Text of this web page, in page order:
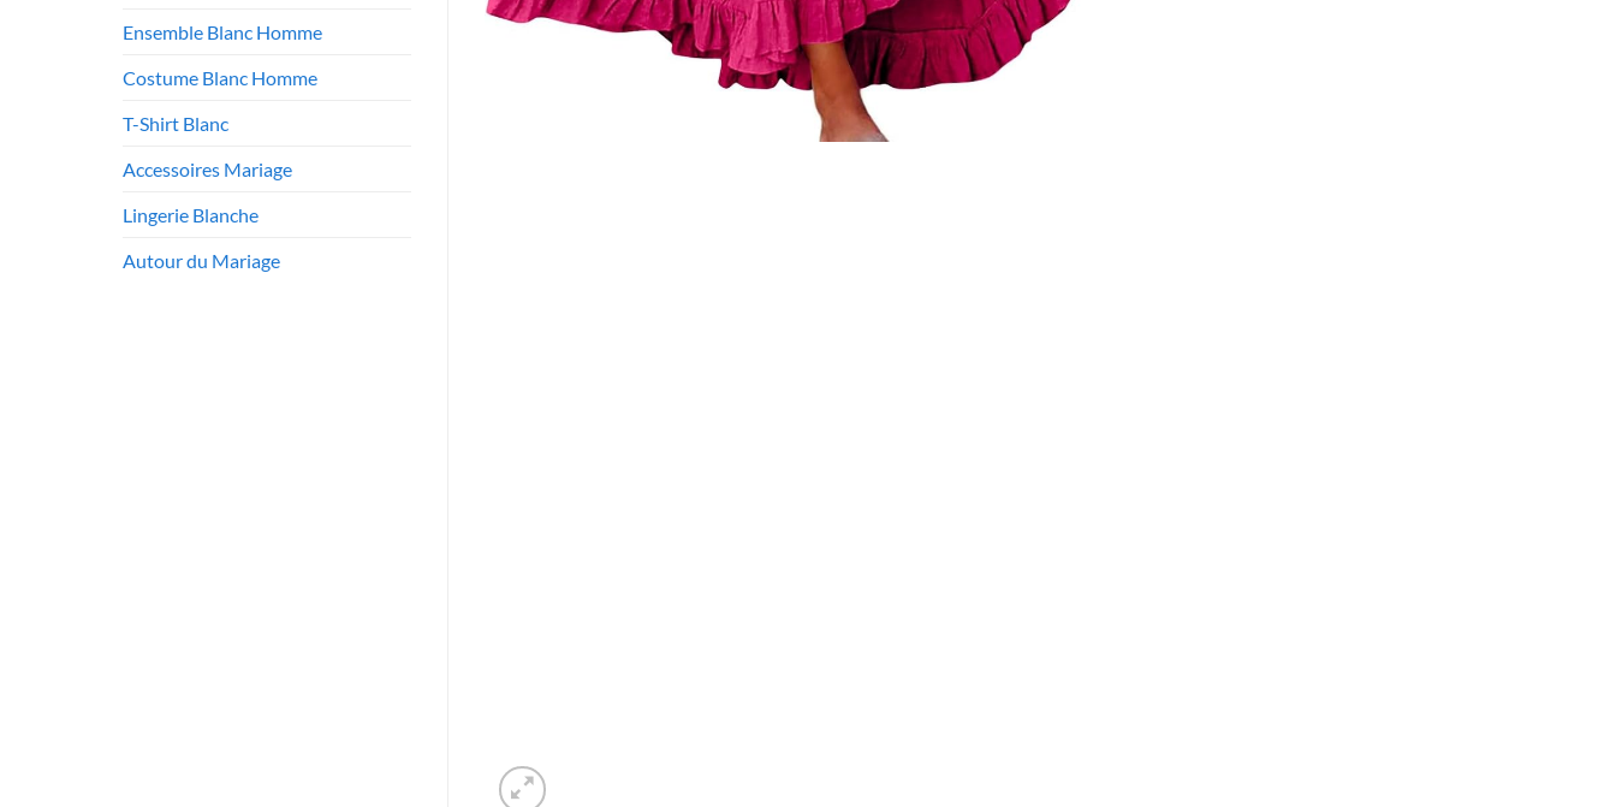
Ensemble Blanc Homme
Costume Blanc Homme
T-Shirt Blanc
Accessoires Mariage
Lingerie Blanche
Autour du Mariage